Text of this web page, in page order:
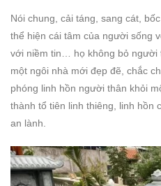
Nói chung, cải táng, sang cát,
thể hiện cái tâm của người sống
với niềm tin… họ không bỏ người
một ngôi nhà mới đẹp đẽ, chắc
phóng linh hồn người thân khỏi
thành tổ tiên linh thiêng, linh hồn
an lành.